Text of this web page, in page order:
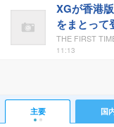
XGが香港
をまとって
THE FIRST
11:13
主要 国